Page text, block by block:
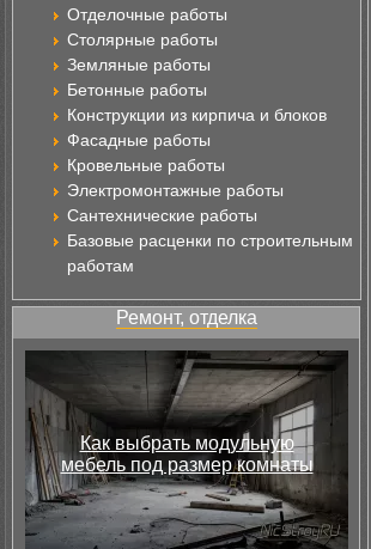
Отделочные работы
Столярные работы
Земляные работы
Бетонные работы
Конструкции из кирпича и блоков
Фасадные работы
Кровельные работы
Электромонтажные работы
Сантехнические работы
Базовые расценки по строительным
работам
Ремонт, отделка
Как выбрать модульную
мебель под размер комнаты